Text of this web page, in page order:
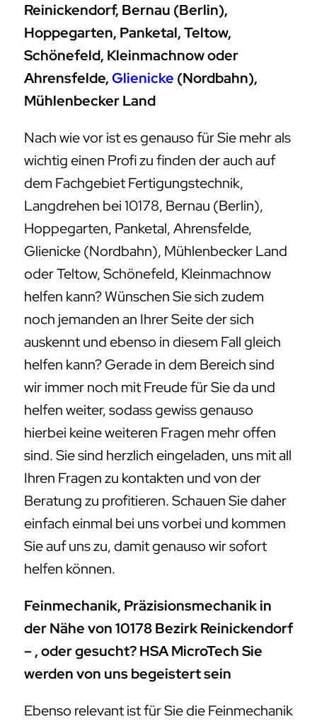
Reinickendorf, Bernau (Berlin),
Hoppegarten, Panketal, Teltow,
Schönefeld, Kleinmachnow oder
Ahrensfelde,Glienicke (Nordbahn),
Mühlenbecker Land
Nach wie vor ist es genauso für Sie mehr als
wichtig einen Profi zu finden der auch auf
dem Fachgebiet Fertigungstechnik,
Langdrehen bei 10178, Bernau (Berlin),
Hoppegarten, Panketal, Ahrensfelde,
Glienicke (Nordbahn), Mühlenbecker Land
oder Teltow, Schönefeld, Kleinmachnow
helfen kann? Wünschen Sie sich zudem
noch jemanden an Ihrer Seite der sich
auskennt und ebenso in diesem Fall gleich
helfen kann? Gerade in dem Bereich sind
wir immer noch mit Freude für Sie da und
helfen weiter, sodass gewiss genauso
hierbei keine weiteren Fragen mehr offen
sind. Sie sind herzlich eingeladen, uns mit all
Ihren Fragen zu kontakten und von der
Beratung zu profitieren. Schauen Sie daher
einfach einmal bei uns vorbei und kommen
Sie auf uns zu, damit genauso wir sofort
helfen können.
Feinmechanik, Präzisionsmechanik in
der Nähe von 10178 Bezirk Reinickendorf
– , oder gesucht? HSA MicroTech Sie
werden von uns begeistert sein
Ebenso relevant ist für Sie die Feinmechanik